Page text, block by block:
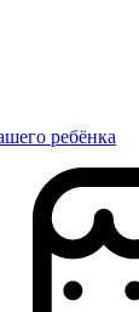
ребёнка